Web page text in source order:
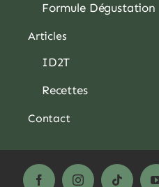
Formule Dégustation
Articles
ID2T
Recettes
Contact